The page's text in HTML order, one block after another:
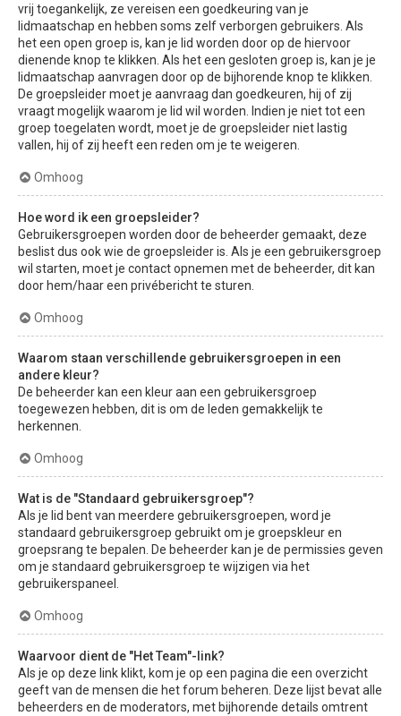
vrij toegankelijk, ze vereisen een goedkeuring van je
lidmaatschap en hebben soms zelf verborgen gebruikers. Als
het een open groep is, kan je lid worden door op de hiervoor
dienende knop te klikken. Als het een gesloten groep is, kan je je
lidmaatschap aanvragen door op de bijhorende knop te klikken.
De groepsleider moet je aanvraag dan goedkeuren, hij of zij
vraagt mogelijk waarom je lid wil worden. Indien je niet tot een
groep toegelaten wordt, moet je de groepsleider niet lastig
vallen, hij of zij heeft een reden om je te weigeren.
Omhoog
Hoe word ik een groepsleider?
Gebruikersgroepen worden door de beheerder gemaakt, deze
beslist dus ook wie de groepsleider is. Als je een gebruikersgroep
wil starten, moet je contact opnemen met de beheerder, dit kan
door hem/haar een privébericht te sturen.
Omhoog
Waarom staan verschillende gebruikersgroepen in een
andere kleur?
De beheerder kan een kleur aan een gebruikersgroep
toegewezen hebben, dit is om de leden gemakkelijk te
herkennen.
Omhoog
Wat is de "Standaard gebruikersgroep"?
Als je lid bent van meerdere gebruikersgroepen, word je
standaard gebruikersgroep gebruikt om je groepskleur en
groepsrang te bepalen. De beheerder kan je de permissies geven
om je standaard gebruikersgroep te wijzigen via het
gebruikerspaneel.
Omhoog
Waarvoor dient de "Het Team"-link?
Als je op deze link klikt, kom je op een pagina die een overzicht
geeft van de mensen die het forum beheren. Deze lijst bevat alle
beheerders en de moderators, met bijhorende details omtrent